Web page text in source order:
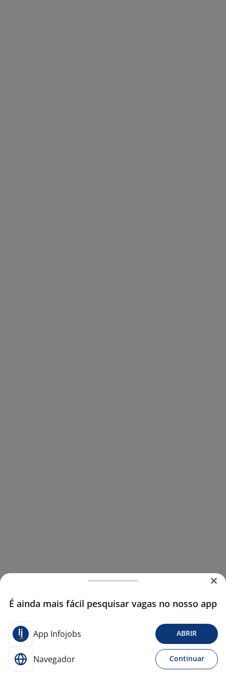
É ainda mais fácil pesquisar vagas no nosso app
App Infojobs ABRIR
Navegador Continuar